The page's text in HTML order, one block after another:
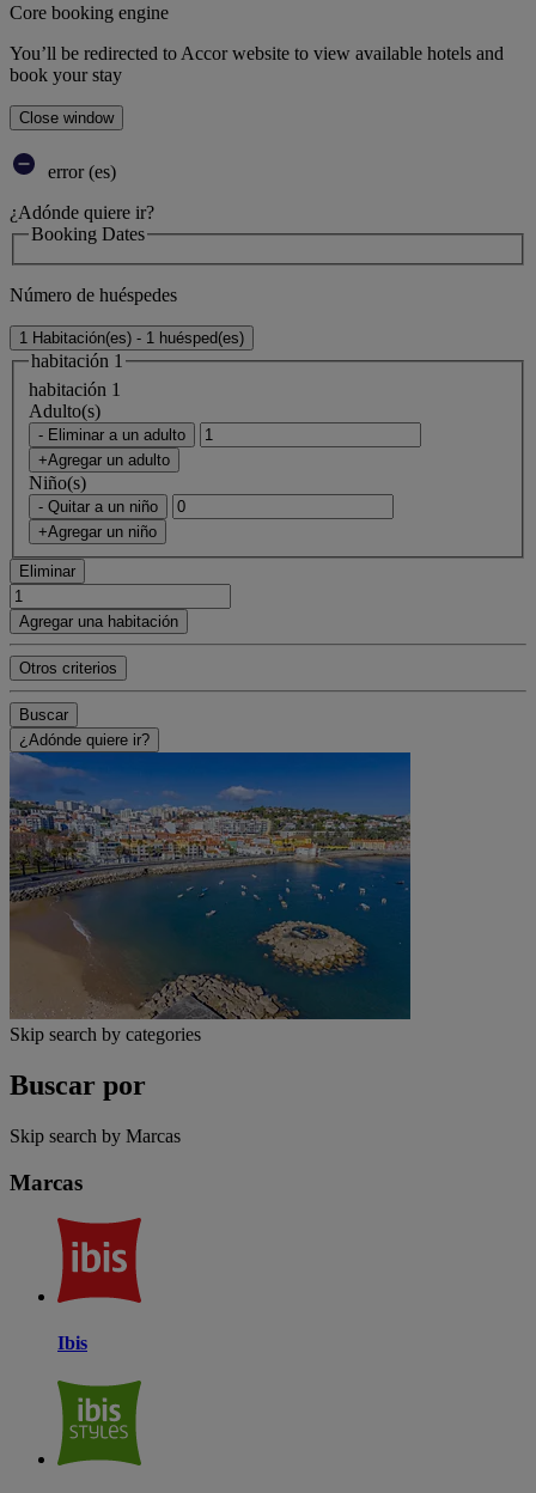
Core booking engine
You’ll be redirected to Accor website to view available hotels and
book your stay
Close window
error (es)
¿Adónde quiere ir?
Booking Dates
Número de huéspedes
1 Habitación(es) - 1 huésped(es)
habitación 1
habitación 1
Adulto(s)
- Eliminar a un adulto
+Agregar un adulto
Niño(s)
- Quitar a un niño
+Agregar un niño
Eliminar
Agregar una habitación
Otros criterios
Buscar
¿Adónde quiere ir?
Skip search by categories
Buscar por
Skip search by Marcas
Marcas
Ibis